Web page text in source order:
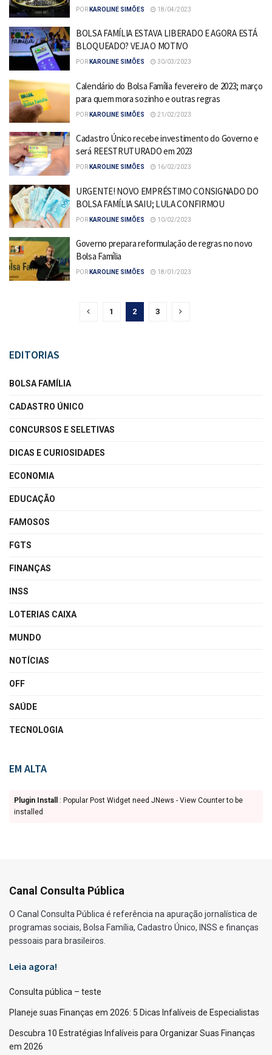
POR KAROLINE SIMÕES 18/04/2023
BOLSA FAMÍLIA ESTAVA LIBERADO E AGORA ESTÁ
BLOQUEADO? VEJA O MOTIVO
POR KAROLINE SIMÕES 30/03/2023
Calendário do Bolsa Família fevereiro de 2023; março
para quem mora sozinho e outras regras
POR KAROLINE SIMÕES 21/02/2023
Cadastro Único recebe investimento do Governo e
será REESTRUTURADO em 2023
POR KAROLINE SIMÕES 16/02/2023
URGENTE! NOVO EMPRÉSTIMO CONSIGNADO DO
BOLSA FAMÍLIA SAIU; LULA CONFIRMOU
POR KAROLINE SIMÕES 10/02/2023
Governo prepara reformulação de regras no novo
Bolsa Família
POR KAROLINE SIMÕES 18/01/2023
1 2 3
EDITORIAS
BOLSA FAMÍLIA
CADASTRO ÚNICO
CONCURSOS E SELETIVAS
DICAS E CURIOSIDADES
ECONOMIA
EDUCAÇÃO
FAMOSOS
FGTS
FINANÇAS
INSS
LOTERIAS CAIXA
MUNDO
NOTÍCIAS
OFF
SAÚDE
TECNOLOGIA
EM ALTA
Plugin Install
: Popular Post Widget need JNews - View Counter to be
installed
Canal Consulta Pública
O Canal Consulta Pública é referência na apuração jornalística de
programas sociais, Bolsa Família, Cadastro Único, INSS e finanças
pessoais para brasileiros.
Leia agora!
Consulta pública – teste
Planeje suas Finanças em 2026: 5 Dicas Infalíveis de Especialistas
Descubra 10 Estratégias Infalíveis para Organizar Suas Finanças
em 2026